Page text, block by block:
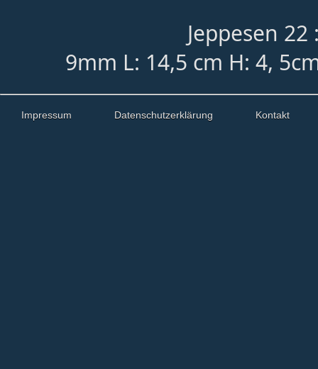
Jeppesen 22
9mm L: 14,5 cm H: 4,
Impressum Datenschutzerklärung Kontakt